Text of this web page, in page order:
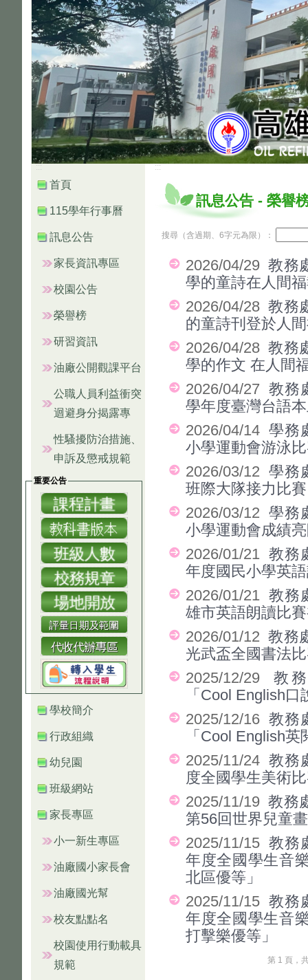
:::
首頁
115學年行事曆
訊息公告
家長資訊專區
校園公告
榮譽榜
研習資訊
油廠公開觀課平台
公職人員利益衝突
迴避身分揭露專
性騷擾防治措施、
申訴及懲戒規範
重要公告
學校簡介
行政組織
幼兒園
班級網站
家長專區
小一新生專區
油廠國小家長會
油廠國光幫
校友點點名
校園使用行動載具
規範
:::
訊息公告 - 榮譽
搜尋（含過期、6字元為限）：
2026/04/29教務
學的童詩在人間
2026/04/28教務
的童詩刊登於人
2026/04/28教務
學的作文 在人間
2026/04/27教務
學年度臺灣台語
2026/04/14學務
小學運動會游泳
2026/03/12學務
班際大隊接力比
2026/03/12學務
小學運動會成績
2026/01/21教務
年度國民小學英
2026/01/21教務
雄市英語朗讀比
2026/01/12教務
光武盃全國書法
2025/12/29 教
「Cool English
2025/12/16教務
「Cool English
2025/11/24教務
度全國學生美術
2025/11/19教務
第56回世界兒童
2025/11/15教務
年度全國學生音
北區優等」
2025/11/15教務
年度全國學生音
打擊樂優等」
第 1 頁，